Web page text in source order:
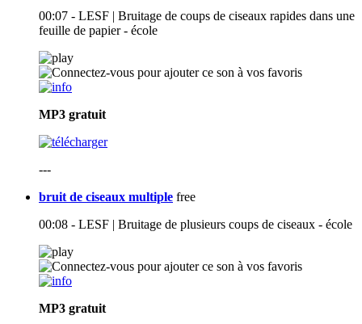
00:07 - LESF | Bruitage de coups de ciseaux rapides dans une
feuille de papier - école
MP3 gratuit
---
bruit de ciseaux multiple free
00:08 - LESF | Bruitage de plusieurs coups de ciseaux - école
MP3 gratuit